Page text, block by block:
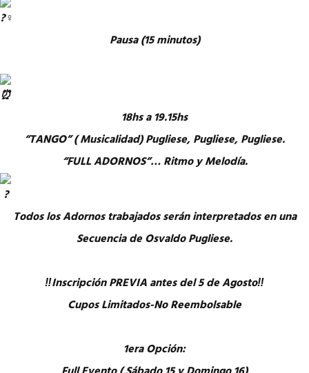
Pausa (15 minutos)
18hs a 19.15hs
“TANGO” ( Musicalidad) Pugliese, Pugliese, Pugliese.
“FULL ADORNOS”… Ritmo y Melodía.
Todos los Adornos trabajados serán interpretados en una
Secuencia de Osvaldo Pugliese.
‼️Inscripción PREVIA antes del 5 de Agosto‼️
Cupos Limitados-No Reembolsable
1era Opción: